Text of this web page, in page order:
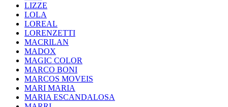
LIZZE
LOLA
LOREAL
LORENZETTI
MACRILAN
MADOX
MAGIC COLOR
MARCO BONI
MARCOS MOVEIS
MARI MARIA
MARIA ESCANDALOSA